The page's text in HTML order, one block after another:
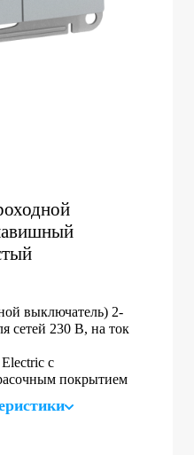
выключатель) 2-
сетей 230 В, на ток
с
покрытием